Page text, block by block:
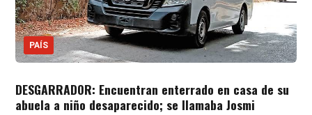
PAÍS
DESGARRADOR: Encuentran enterrado en casa de su
abuela a niño desaparecido; se llamaba Josmi